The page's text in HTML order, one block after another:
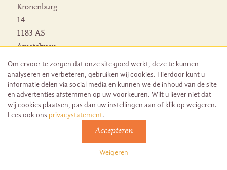
Kronenburg
14
1183 AS
Amstelveen
Herroeping
bestelling
© 2026 Uitgeverij Juwelenschip. Duurzaam ontwikkeld door
Go2People
Algemene voorwaarden | Sitemap
Om ervoor te zorgen dat onze site goed werkt, deze te kunnen
analyseren en verbeteren, gebruiken wij cookies. Hierdoor kunt u
informatie delen via social media en kunnen we de inhoud van de site
en advertenties afstemmen op uw voorkeuren. Wilt u liever niet dat
wij cookies plaatsen, pas dan uw instellingen aan of klik op weigeren.
Lees ook ons privacystatement.
Accepteren
Weigeren